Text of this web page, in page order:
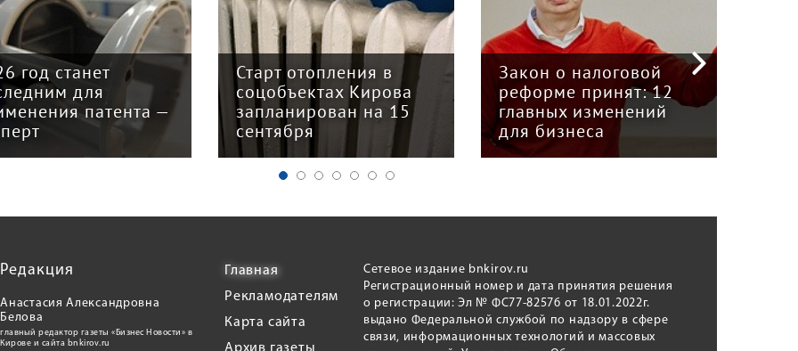
год станет
для
патента —
Старт отопления в
соцобъектах Кирова
запланирован на 15
сентября
Закон о налоговой
реформе принят: 12
главных изменений
для бизнеса
Редакция
Анастасия Александровна
Белова
главный редактор газеты «Бизнес Новости» в
Кирове и сайта bnkirov.ru
Главная
Рекламодателям
Карта сайта
Сетевое издание bnkirov.ru
Регистрационный номер и дата принятия решения
о регистрации: Эл № ФС77-82576 от 18.01.2022г.
выдано Федеральной службой по надзору в сфере
связи, информационных технологий и массовых